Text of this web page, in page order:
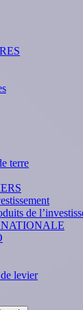
terre
de
levier